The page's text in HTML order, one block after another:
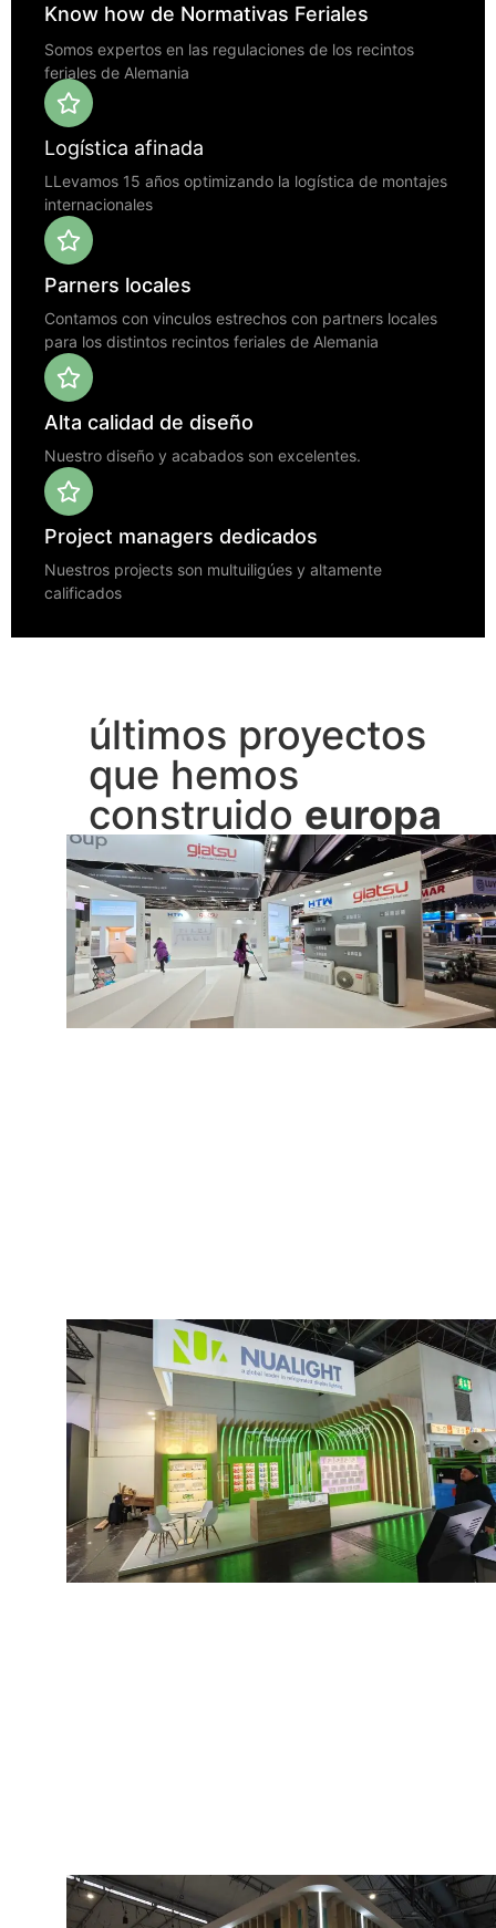
Know how de Normativas Feriales
Somos expertos en las regulaciones de los recintos
feriales de Alemania
Logística afinada
LLevamos 15 años optimizando la logística de montajes
internacionales
Parners locales
Contamos con vinculos estrechos con partners locales
para los distintos recintos feriales de Alemania
Alta calidad de diseño
Nuestro diseño y acabados son excelentes.
Project managers dedicados
Nuestros projects son multuiligúes y altamente
calificados
últimos proyectos
que hemos
construido europa